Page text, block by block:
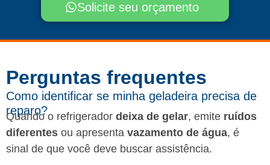
Solicite seu orçamento
Perguntas frequentes​
Como identificar se minha geladeira precisa de
reparo?
Quando o refrigerador deixa de gelar, emite ruídos
diferentes ou apresenta vazamento de água, é
sinal de que você deve buscar assistência.